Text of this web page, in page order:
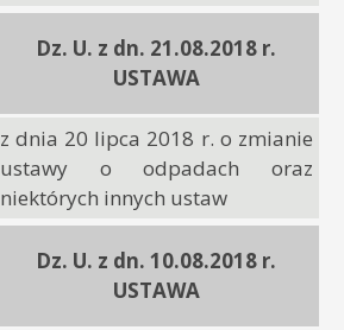
Dz. U. z dn. 21.08.2018 r.
USTAWA
z dnia 20 lipca 2018 r. o zmianie
ustawy o odpadach oraz
niektórych innych ustaw
Dz. U. z dn. 10.08.2018 r.
USTAWA